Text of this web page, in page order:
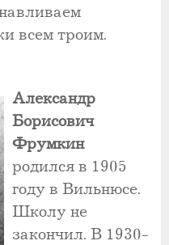
всем троим.
Александр
Борисович
Фрумкин
родился в 1905
году в Вильнюсе.
Школу не
закончил. В 1930-